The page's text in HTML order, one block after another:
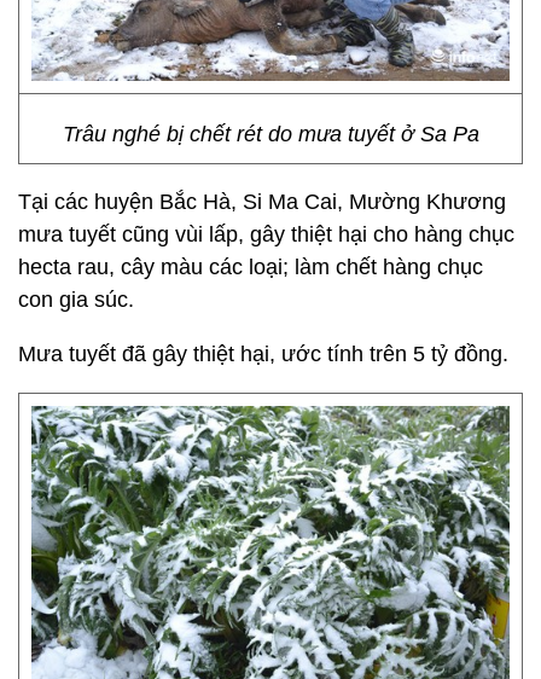
Trâu nghé bị chết rét do mưa tuyết ở Sa Pa
Tại các huyện Bắc Hà, Si Ma Cai, Mường Khương
mưa tuyết cũng vùi lấp, gây thiệt hại cho hàng chục
hecta rau, cây màu các loại; làm chết hàng chục
con gia súc.
Mưa tuyết đã gây thiệt hại, ước tính trên 5 tỷ đồng.